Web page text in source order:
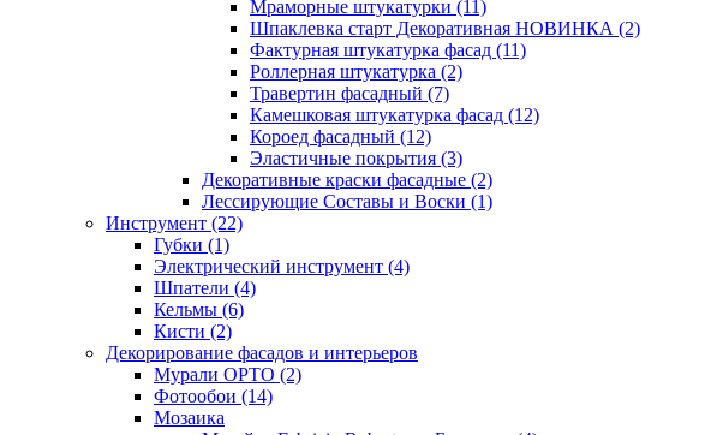
Мраморные штукатурки (11)
Шпаклевка старт Декоративная НОВИНКА (2)
Фактурная штукатурка фасад (11)
Роллерная штукатурка (2)
Травертин фасадный (7)
Камешковая штукатурка фасад (12)
Короед фасадный (12)
Эластичные покрытия (3)
Декоративные краски фасадные (2)
Лессирующие Составы и Воски (1)
Инструмент (22)
Губки (1)
Электрический инструмент (4)
Шпатели (4)
Кельмы (6)
Кисти (2)
Декорирование фасадов и интерьеров
Мурали ОРТО (2)
Фотообои (14)
Мозаика